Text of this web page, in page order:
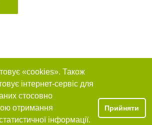
«cookies». Також
інтернет-сервіс для
стосовно
отримання
інформації.
Прийняти